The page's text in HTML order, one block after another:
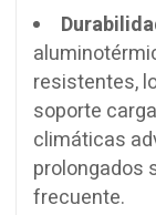
resistentes,
soporte
climáticas
prolongados
frecuente.